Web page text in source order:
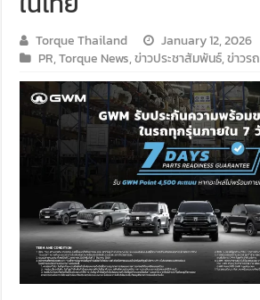
Torque Thailand
January 12, 2026
PR,Torque News,ข่าวประชาสัมพันธ์,ข่าวรถ